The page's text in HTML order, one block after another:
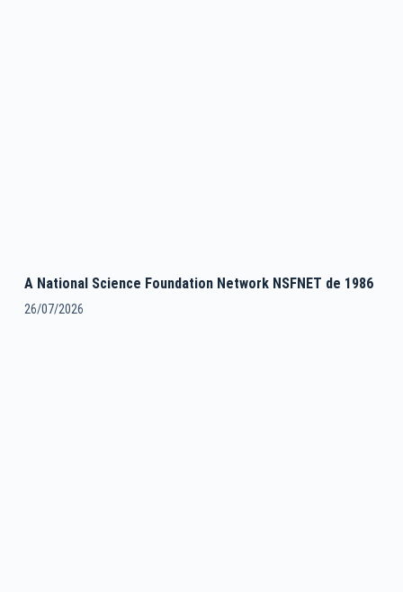
A National Science Foundation Network NSFNET de 1986
26/07/2026